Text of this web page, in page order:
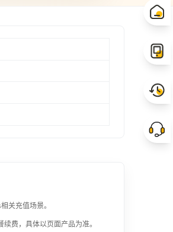
关充值场景。
费，具体以页面产品为准。